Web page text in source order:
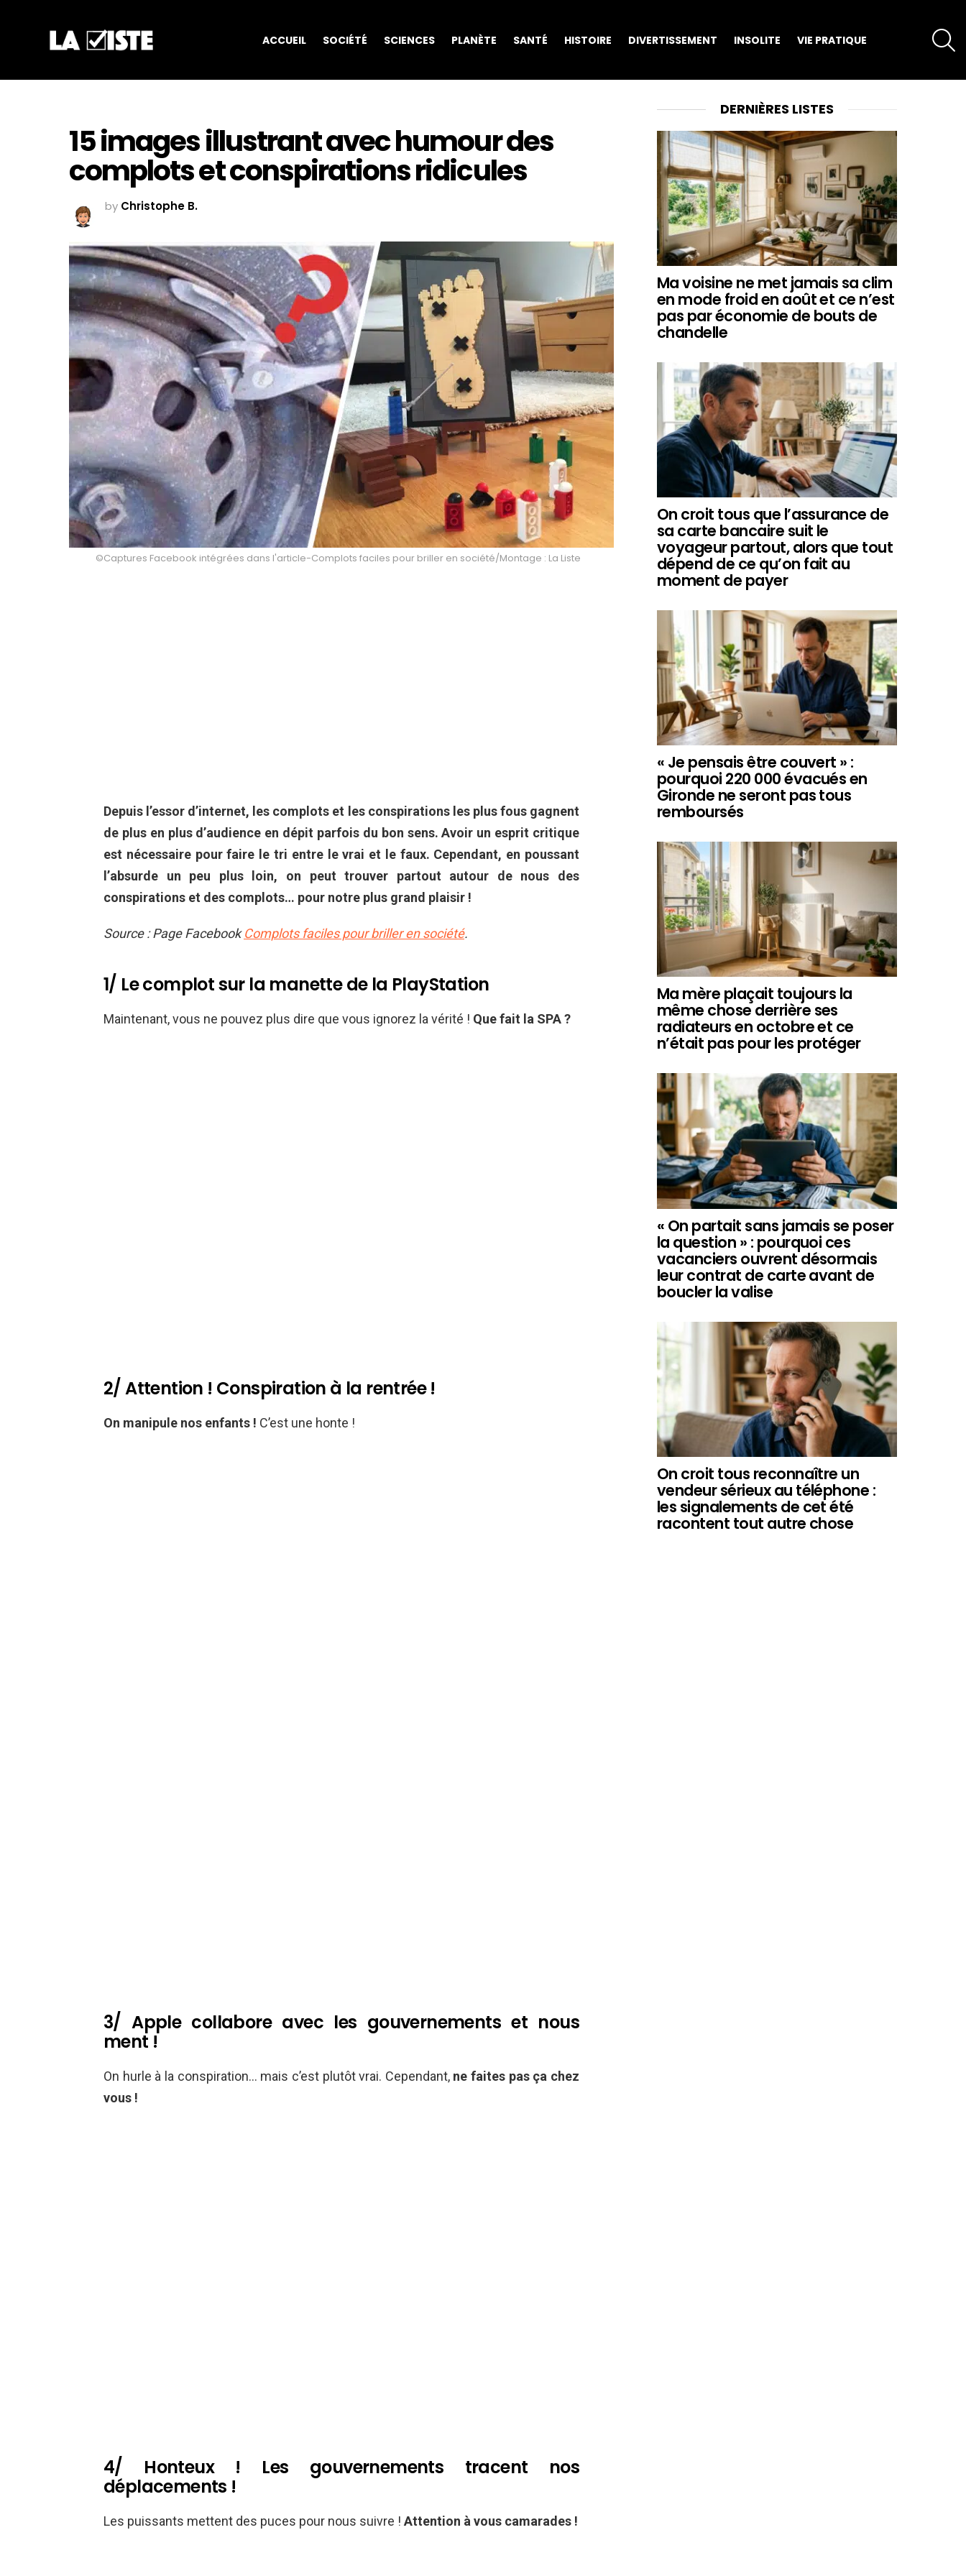
ACCUEIL SOCIÉTÉ SCIENCES PLANÈTE SANTÉ HISTOIRE DIVERTISSEMENT INSOLITE VIE PRATIQUE
15 images illustrant avec humour des
complots et conspirations ridicules
by Christophe B.
©Captures Facebook intégrées dans l'article-Complots faciles pour briller en société/Montage : La Liste
Depuis l’essor d’internet, les complots et les conspirations les plus fous gagnent
de plus en plus d’audience en dépit parfois du bon sens. Avoir un esprit critique
est nécessaire pour faire le tri entre le vrai et le faux. Cependant, en poussant
l’absurde un peu plus loin, on peut trouver partout autour de nous des
conspirations et des complots… pour notre plus grand plaisir !
Source : Page FacebookComplots faciles pour briller en société.
1/ Le complot sur la manette de la PlayStation
Maintenant, vous ne pouvez plus dire que vous ignorez la vérité ! Que fait la SPA ?
2/ Attention ! Conspiration à la rentrée !
On manipule nos enfants ! C’est une honte !
3/ Apple collabore avec les gouvernements et nous
ment !
On hurle à la conspiration… mais c’est plutôt vrai. Cependant, ne faites pas ça chez
vous !
4/ Honteux ! Les gouvernements tracent nos
déplacements !
Les puissants mettent des puces pour nous suivre ! Attention à vous camarades !
DERNIÈRES LISTES
Ma voisine ne met jamais sa clim
en mode froid en août et ce n’est
pas par économie de bouts de
chandelle
On croit tous que l’assurance de
sa carte bancaire suit le
voyageur partout, alors que tout
dépend de ce qu’on fait au
moment de payer
« Je pensais être couvert » :
pourquoi 220 000 évacués en
Gironde ne seront pas tous
remboursés
Ma mère plaçait toujours la
même chose derrière ses
radiateurs en octobre et ce
n’était pas pour les protéger
« On partait sans jamais se poser
la question » : pourquoi ces
vacanciers ouvrent désormais
leur contrat de carte avant de
boucler la valise
On croit tous reconnaître un
vendeur sérieux au téléphone :
les signalements de cet été
racontent tout autre chose